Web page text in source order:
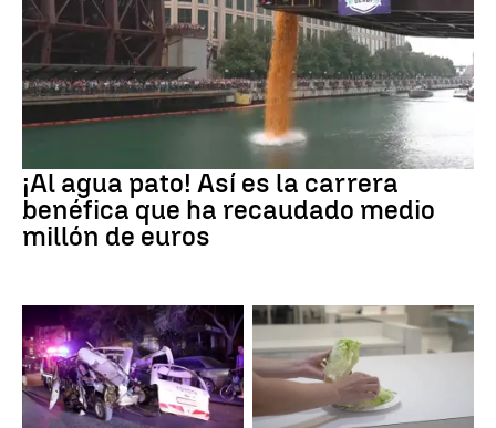
¡Al agua pato! Así es la carrera
benéfica que ha recaudado medio
millón de euros
SIRIA Brote